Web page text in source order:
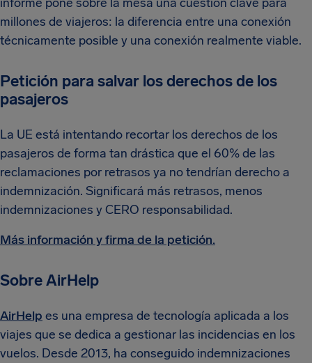
millones de viajeros: la diferencia entre una conexión
técnicamente posible y una conexión realmente viable.
Petición para salvar los derechos de los
pasajeros
La UE está intentando recortar los derechos de los
pasajeros de forma tan drástica que el 60% de las
reclamaciones por retrasos ya no tendrían derecho a
indemnización. Significará más retrasos, menos
indemnizaciones y CERO responsabilidad.
Más información y firma de la petición.
Sobre AirHelp
AirHelp es una empresa de tecnología aplicada a los
viajes que se dedica a gestionar las incidencias en los
vuelos. Desde 2013, ha conseguido indemnizaciones